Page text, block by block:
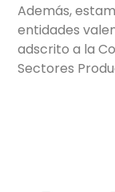
Además,
entidades
adscrito a la
Sectores